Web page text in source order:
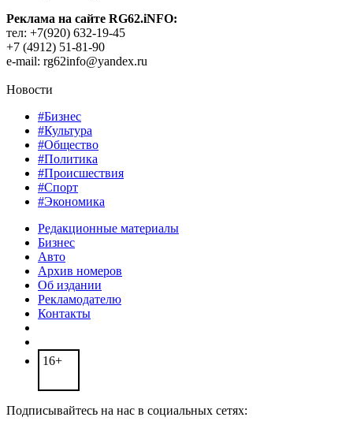
Реклама на сайте RG62.iNFO:
тел: +7(920) 632-19-45
+7 (4912) 51-81-90
e-mail: rg62info@yandex.ru
Новости
#Бизнес
#Культура
#Общество
#Политика
#Происшествия
#Спорт
#Экономика
Редакционные материалы
Бизнес
Авто
Архив номеров
Об издании
Рекламодателю
Контакты
16+
Подписывайтесь на нас в социальных сетях: